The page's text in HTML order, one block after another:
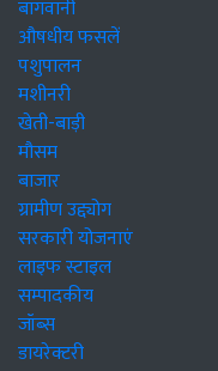
बागवानी
औषधीय फसलें
पशुपालन
मशीनरी
खेती-बाड़ी
मौसम
बाजार
ग्रामीण उद्द्योग
सरकारी योजनाएं
लाइफ स्टाइल
सम्पादकीय
जॉब्स
डायरेक्टरी